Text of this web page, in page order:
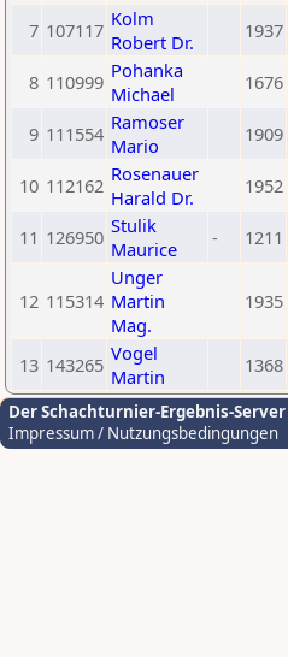
7 107117 Kolm
Robert Dr.
1937
8 110999 Pohanka
Michael
1676
9 111554 Ramoser
Mario
1909
10 112162 Rosenauer
Harald Dr.
1952
11 126950 Stulik
Maurice
- 1211
12 115314
Unger
Martin
Mag.
1935
13 143265 Vogel
Martin
1368
Der Schachturnier-Ergebnis-Server
Impressum / Nutzungsbedingungen